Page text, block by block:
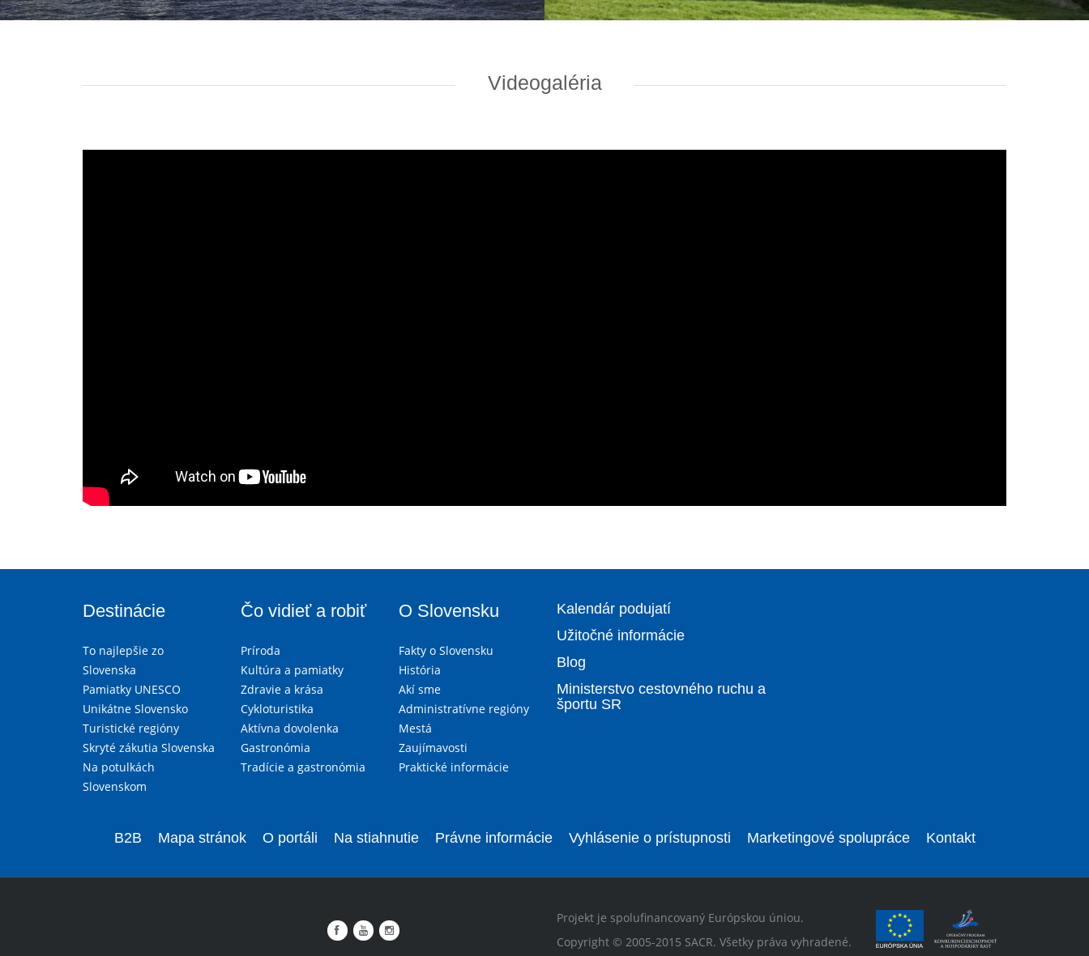
Videogaléria
Destinácie
To najlepšie zo
Slovenska
Pamiatky UNESCO
Unikátne Slovensko
Turistické regióny
Skryté zákutia Slovenska
Na potulkách
Slovenskom
Čo vidieť a robiť
Príroda
Kultúra a pamiatky
Zdravie a krása
Cykloturistika
Aktívna dovolenka
Gastronómia
Tradície a gastronómia
O Slovensku
Fakty o Slovensku
História
Akí sme
Administratívne regióny
Mestá
Zaujímavosti
Praktické informácie
Kalendár podujatí
Užitočné informácie
Blog
Ministerstvo cestovného ruchu a
športu SR
B2B Mapa stránok O portáli Na stiahnutie Právne informácie Vyhlásenie o prístupnosti Marketingové spolupráce Kontakt
Projekt je spolufinancovaný Európskou úniou.
Copyright © 2005-2015 SACR. Všetky práva vyhradené.